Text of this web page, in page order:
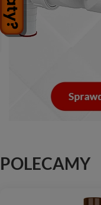
POLECAMY